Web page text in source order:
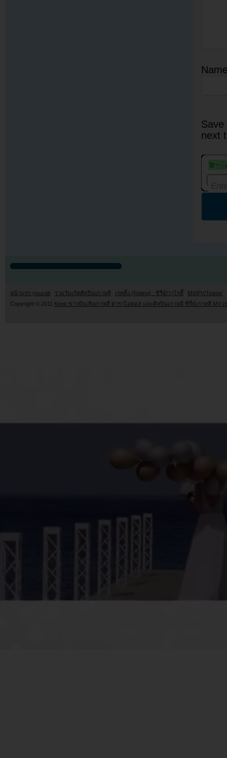
next
หน้าแรก youzab รวมวันเกิดศิลปินเกาหลี เรตติ้ง (Rating) : ซีรี่ย์/วาไรตี้
MV/PV/Teaser
Copyright © 2011 Kpop ข่าวบันเทิงเกาหลี ดาราไอดอล และศิลปินเกาหลี ซีรี่ย์เกาหลี MV